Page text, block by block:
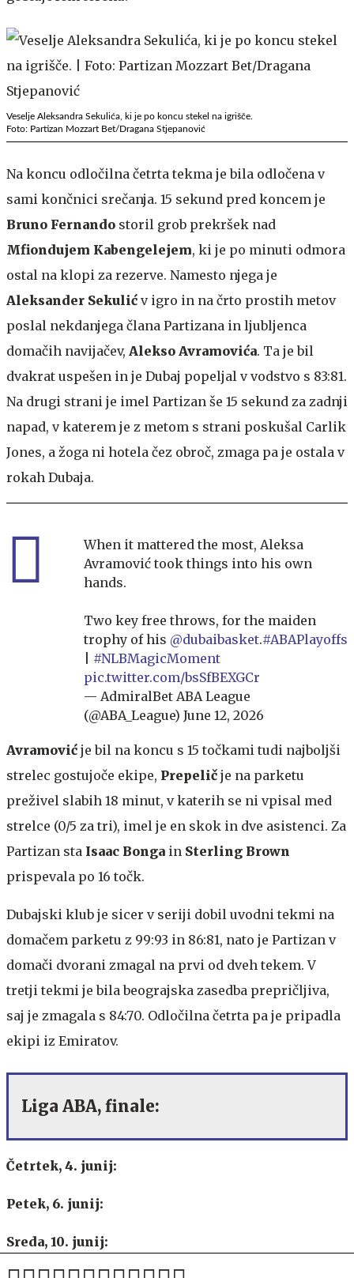
Veselje Aleksandra Sekulića, ki je po koncu stekel na igrišče.
Foto: Partizan Mozzart Bet/Dragana Stjepanović
Na koncu odločilna četrta tekma je bila odločena v
sami končnici srečanja. 15 sekund pred koncem je
Bruno Fernando storil grob prekršek nad
Mfiondujem Kabengelejem, ki je po minuti odmora
ostal na klopi za rezerve. Namesto njega je
Aleksander Sekulić v igro in na črto prostih metov
poslal nekdanjega člana Partizana in ljubljenca
domačih navijačev, Alekso Avramovića. Ta je bil
dvakrat uspešen in je Dubaj popeljal v vodstvo s 83:81.
Na drugi strani je imel Partizan še 15 sekund za zadnji
napad, v katerem je z metom s strani poskušal Carlik
Jones, a žoga ni hotela čez obroč, zmaga pa je ostala v
rokah Dubaja.
When it mattered the most, Aleksa
Avramović took things into his own
hands.
Two key free throws, for the maiden
trophy of his @dubaibasket.#ABAPlayoffs
#NLBMagicMoment
pic.twitter.com/bsSfBEXGCr
— AdmiralBet ABA League
(@ABA_League) June 12, 2026
Avramović je bil na koncu s 15 točkami tudi najboljši
strelec gostujoče ekipe, Prepelič je na parketu
preživel slabih 18 minut, v katerih se ni vpisal med
strelce (0/5 za tri), imel je en skok in dve asistenci. Za
Partizan sta Isaac Bonga in Sterling Brown
prispevala po 16 točk.
Dubajski klub je sicer v seriji dobil uvodni tekmi na
domačem parketu z 99:93 in 86:81, nato je Partizan v
domači dvorani zmagal na prvi od dveh tekem. V
tretji tekmi je bila beograjska zasedba prepričljiva,
saj je zmagala s 84:70. Odločilna četrta pa je pripadla
ekipi iz Emiratov.
Liga ABA, finale:
Četrtek, 4. junij:
Petek, 6. junij:
Sreda, 10. junij: